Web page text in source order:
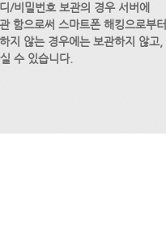
/비밀번호 보관의 경우 서버에
함으로써 스마트폰 해킹으로부터
지 않는 경우에는 보관하지 않고,
수 있습니다.